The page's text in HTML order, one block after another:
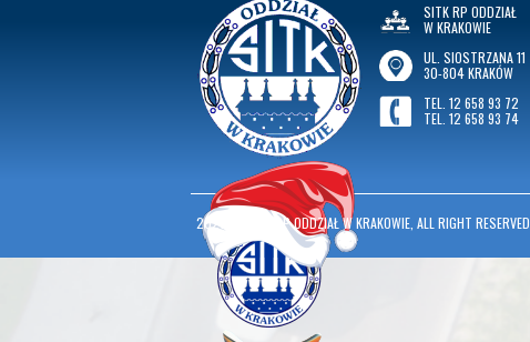
SITK RP ODDZIAŁ
W KRAKOWIE
UL. SIOSTRZANA 11
30-804 KRAKÓW
TEL. 12 658 93 72
TEL. 12 658 93 74
2026 SITK RP ODDZIAŁ W KRAKOWIE, ALL RIGHT RESERVED.